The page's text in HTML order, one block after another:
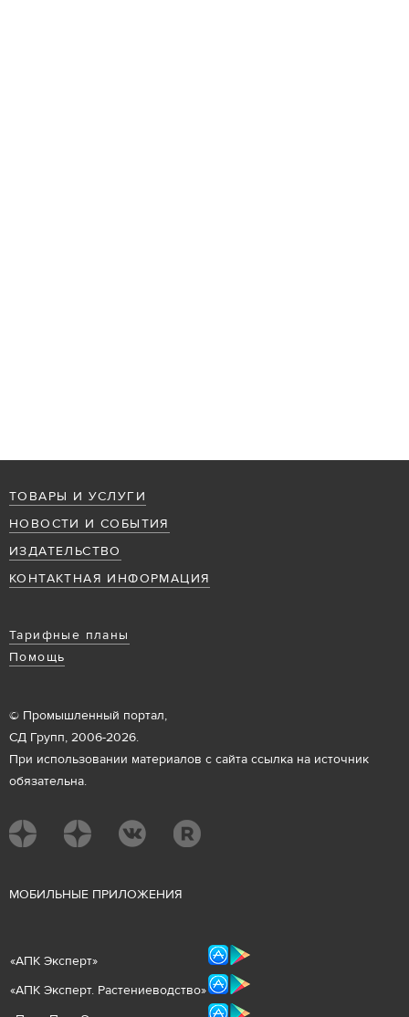
ТОВАРЫ И УСЛУГИ
НОВОСТИ И СОБЫТИЯ
ИЗДАТЕЛЬСТВО
КОНТАКТНАЯ ИНФОРМАЦИЯ
Тарифные планы
Помощь
© Промышленный портал,
СД Групп, 2006-2026.
При использовании материалов с сайта ссылка на источник
обязательна.
МОБИЛЬНЫЕ ПРИЛОЖЕНИЯ
«АПК Эксперт»
«АПК Эксперт. Растениеводство»